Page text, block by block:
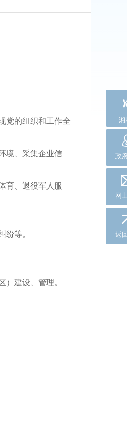
党的组织和工作全
境、采集企业信
育、退役军人服
纷等。
）建设、管理。
湘
政
网
返